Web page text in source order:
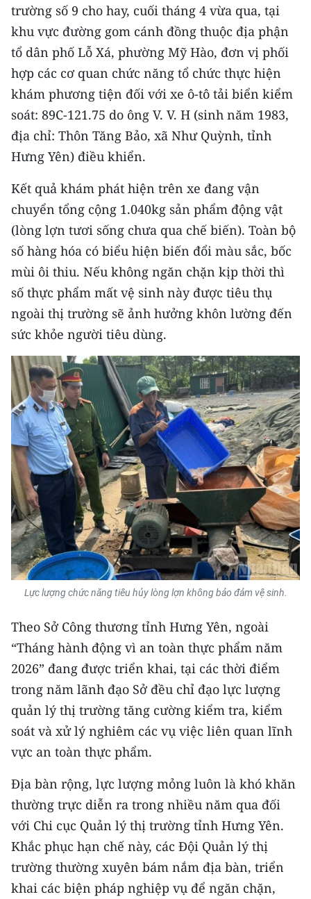
ENGLISH
中文
FRANÇAIS
РУССКИЙ
ESPAÑOL
trường số 9 cho hay, cuối tháng 4 vừa qua, tại
khu vực đường gom cánh đồng thuộc địa phận
tổ dân phố Lỗ Xá, phường Mỹ Hào, đơn vị phối
hợp các cơ quan chức năng tổ chức thực hiện
khám phương tiện đối với xe ô-tô tải biển kiểm
soát: 89C-121.75 do ông V. V. H (sinh năm 1983,
địa chỉ: Thôn Tăng Bảo, xã Như Quỳnh, tỉnh
Hưng Yên) điều khiển.
Kết quả khám phát hiện trên xe đang vận
chuyển tổng cộng 1.040kg sản phẩm động vật
(lòng lợn tươi sống chưa qua chế biến). Toàn bộ
số hàng hóa có biểu hiện biến đổi màu sắc, bốc
mùi ôi thiu. Nếu không ngăn chặn kịp thời thì
số thực phẩm mất vệ sinh này được tiêu thụ
ngoài thị trường sẽ ảnh hưởng khôn lường đến
sức khỏe người tiêu dùng.
Lực lượng chức năng tiêu hủy lòng lợn không bảo đảm vệ sinh.
Theo Sở Công thương tỉnh Hưng Yên, ngoài
“Tháng hành động vì an toàn thực phẩm năm
2026” đang được triển khai, tại các thời điểm
trong năm lãnh đạo Sở đều chỉ đạo lực lượng
quản lý thị trường tăng cường kiểm tra, kiểm
soát và xử lý nghiêm các vụ việc liên quan lĩnh
vực an toàn thực phẩm.
Địa bàn rộng, lực lượng mỏng luôn là khó khăn
thường trực diễn ra trong nhiều năm qua đối
với Chi cục Quản lý thị trường tỉnh Hưng Yên.
Khắc phục hạn chế này, các Đội Quản lý thị
trường thường xuyên bám nắm địa bàn, triển
khai các biện pháp nghiệp vụ để ngăn chặn,